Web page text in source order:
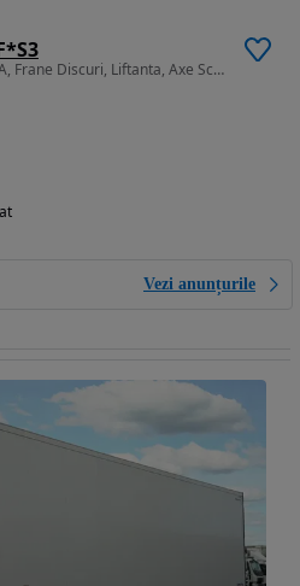
04/2019, 27.5 m3, Hardox, HYVA, Frane Discuri, Liftanta, Axe Schmitz
Vezi anunțurile